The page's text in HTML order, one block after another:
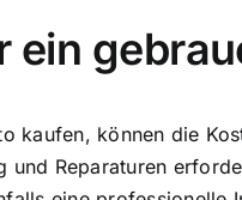
ein
kaufen, können die
und Reparaturen